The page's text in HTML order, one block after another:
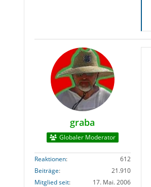
graba
Globaler Moderator
Reaktionen
612
Beiträge
21.910
Mitglied seit
17. Mai. 2006